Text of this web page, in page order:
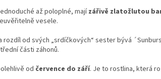
až poloplné, majízářivě zlatožlutou
vesele.
rozdíl od svých „srdíčkových“ sester bývá
části záhonů.
od července do září. Je to rostlina, která